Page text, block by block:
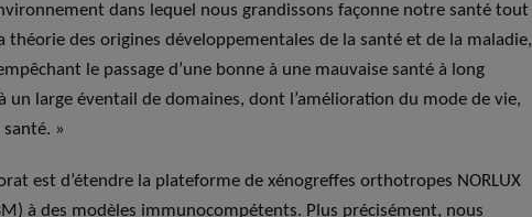
dans lequel nous grandissons façonne notre santé tout
théorie des origines développementales de la santé et de la maladie,
le passage d’une bonne à une mauvaise santé à long
large éventail de domaines, dont l’amélioration du mode de vie,
»
est d’étendre la plateforme de xénogreffes orthotropes NORLUX
à des modèles immunocompétents. Plus précisément, nous